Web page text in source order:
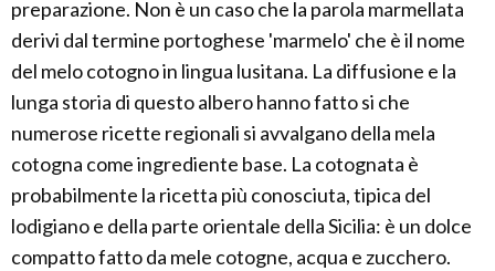
preparazione. Non è un caso che la parola marmellata
derivi dal termine portoghese 'marmelo' che è il nome
del melo cotogno in lingua lusitana. La diffusione e la
lunga storia di questo albero hanno fatto si che
numerose ricette regionali si avvalgano della mela
cotogna come ingrediente base. La cotognata è
probabilmente la ricetta più conosciuta, tipica del
lodigiano e della parte orientale della Sicilia: è un dolce
compatto fatto da mele cotogne, acqua e zucchero.